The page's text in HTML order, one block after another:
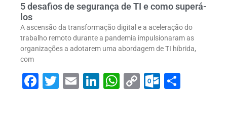
5 desafios de segurança de TI e como superá-
los
A ascensão da transformação digital e a aceleração do
trabalho remoto durante a pandemia impulsionaram as
organizações a adotarem uma abordagem de TI híbrida,
com
Facebook
Twitter
EmailLinkedIn
WhatsApp
Copy